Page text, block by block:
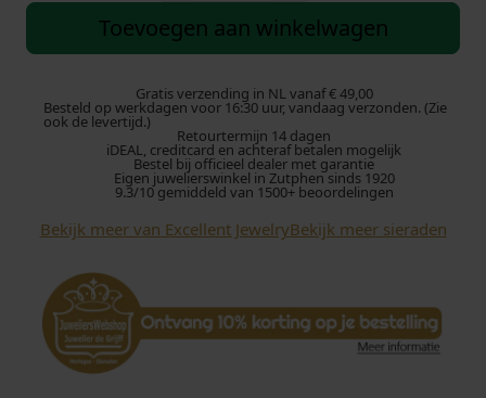
c
l
e
t
J
w
r
y
Toevoegen aan winkelwagen
Gratis verzending in NL vanaf € 49,00
Besteld op werkdagen voor 16:30 uur, vandaag verzonden. (Zie
ook de levertijd.)
Retourtermijn 14 dagen
iDEAL, creditcard en achteraf betalen mogelijk
Bestel bij officieel dealer met garantie
Eigen juwelierswinkel in Zutphen sinds 1920
9.3/10 gemiddeld van 1500+ beoordelingen
Bekijk meer van Excellent JewelryBekijk meer sieraden